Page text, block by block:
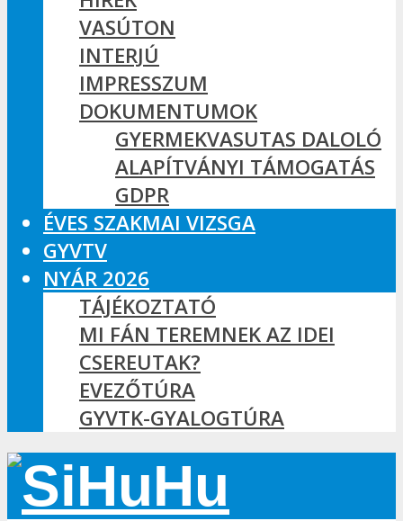
VASÚTON
INTERJÚ
IMPRESSZUM
DOKUMENTUMOK
GYERMEKVASUTAS DALOLÓ
ALAPÍTVÁNYI TÁMOGATÁS
GDPR
ÉVES SZAKMAI VIZSGA
GYVTV
NYÁR 2026
TÁJÉKOZTATÓ
MI FÁN TEREMNEK AZ IDEI
CSEREUTAK?
EVEZŐTÚRA
GYVTK-GYALOGTÚRA